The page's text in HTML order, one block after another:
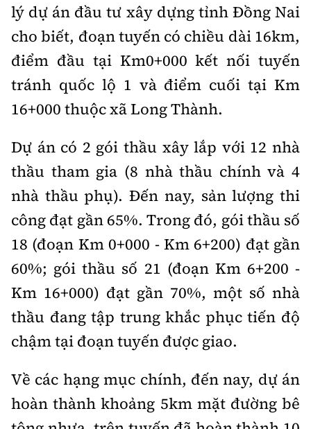
lý dự án đầu tư xây dựng tỉnh Đồng Nai
cho biết, đoạn tuyến có chiều dài 16km,
điểm đầu tại Km0+000 kết nối tuyến
tránh quốc lộ 1 và điểm cuối tại Km
16+000 thuộc xã Long Thành.
Dự án có 2 gói thầu xây lắp với 12 nhà
thầu tham gia (8 nhà thầu chính và 4
nhà thầu phụ). Đến nay, sản lượng thi
công đạt gần 65%. Trong đó, gói thầu số
18 (đoạn Km 0+000 - Km 6+200) đạt gần
60%; gói thầu số 21 (đoạn Km 6+200 -
Km 16+000) đạt gần 70%, một số nhà
thầu đang tập trung khắc phục tiến độ
chậm tại đoạn tuyến được giao.
Về các hạng mục chính, đến nay, dự án
hoàn thành khoảng 5km mặt đường bê